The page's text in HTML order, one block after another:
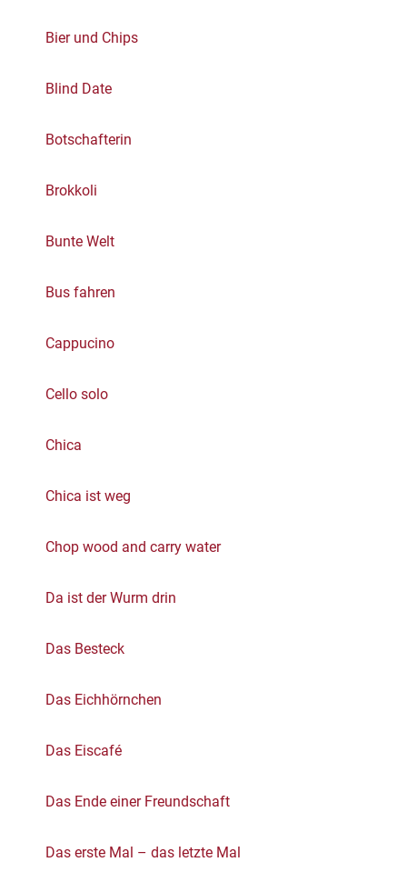
Bier und Chips
Blind Date
Botschafterin
Brokkoli
Bunte Welt
Bus fahren
Cappucino
Cello solo
Chica
Chica ist weg
Chop wood and carry water
Da ist der Wurm drin
Das Besteck
Das Eichhörnchen
Das Eiscafé
Das Ende einer Freundschaft
Das erste Mal – das letzte Mal